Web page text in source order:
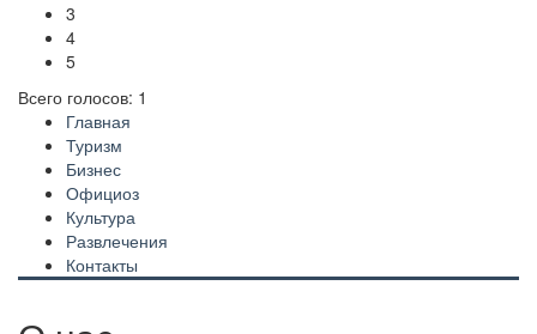
3
4
5
Всего голосов: 1
Главная
Туризм
Бизнес
Официоз
Культура
Развлечения
Контакты